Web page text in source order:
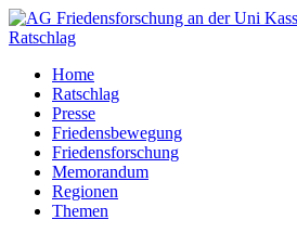
Home
Ratschlag
Presse
Friedensbewegung
Friedensforschung
Memorandum
Regionen
Themen